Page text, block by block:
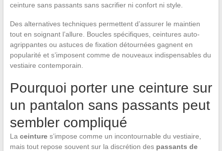
ceinture sans passants sans sacrifier ni confort ni style.
Des alternatives techniques permettent d’assurer le maintien
tout en soignant l’allure. Boucles spécifiques, ceintures auto-
agrippantes ou astuces de fixation détournées gagnent en
popularité et s’imposent comme de nouveaux indispensables du
vestiaire contemporain.
Pourquoi porter une ceinture sur
un pantalon sans passants peut
sembler compliqué
La ceintures’impose comme un incontournable du vestiaire,
mais tout repose souvent sur la discrétion des passants de